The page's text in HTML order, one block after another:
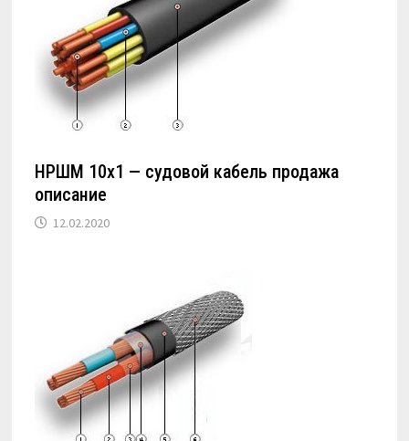
НРШМ 10х1 — судовой кабель продажа
описание
12.02.2020